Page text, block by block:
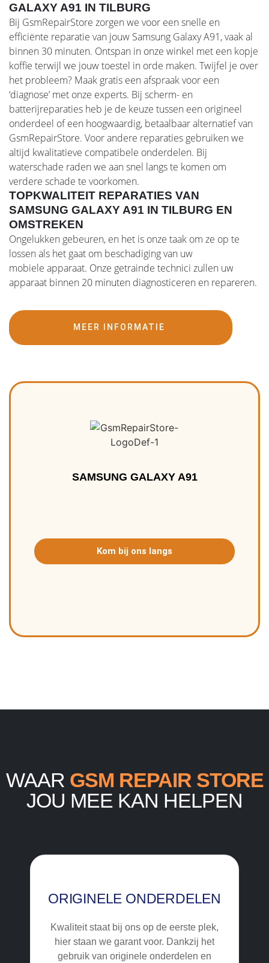
GALAXY A91 IN TILBURG
Bij GsmRepairStore zorgen we voor een snelle en
efficiënte reparatie van jouw Samsung Galaxy A91, vaak al
binnen 30 minuten. Ontspan in onze winkel met een kopje
koffie terwijl we jouw toestel in orde maken. Twijfel je over
het probleem? Maak gratis een afspraak voor een
‘diagnose’ met onze experts. Bij scherm- en
batterijreparaties heb je de keuze tussen een origineel
onderdeel of een hoogwaardig, betaalbaar alternatief van
GsmRepairStore. Voor andere reparaties gebruiken we
altijd kwalitatieve compatibele onderdelen. Bij
waterschade raden we aan snel langs te komen om
verdere schade te voorkomen.
TOPKWALITEIT REPARATIES VAN
SAMSUNG GALAXY A91 IN TILBURG EN
OMSTREKEN
Ongelukken gebeuren, en het is onze taak om ze op te
lossen als het gaat om beschadiging van uw
mobiele apparaat. Onze getrainde technici zullen uw
apparaat binnen 20 minuten diagnosticeren en repareren.
MEER INFORMATIE
SAMSUNG GALAXY A91
Kom bij ons langs
WAAR GSM REPAIR STORE
JOU MEE KAN HELPEN
ORIGINELE ONDERDELEN
Kwaliteit staat bij ons op de eerste plek,
hier staan we garant voor. Dankzij het
gebruik van originele onderdelen en